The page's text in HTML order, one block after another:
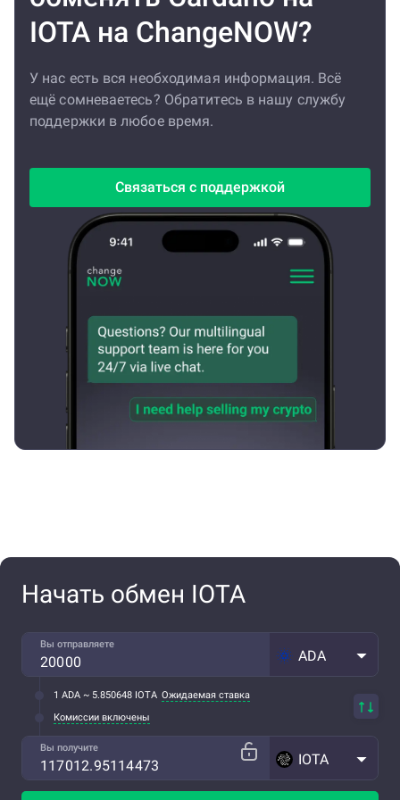
IOTA на ChangeNOW?
У нас есть вся необходимая информация. Всё
ещё сомневаетесь? Обратитесь в нашу службу
поддержки в любое время.
Связаться с поддержкой
Начать обмен IOTA
Вы отправляете
ADA
1 ADA ~ 5.850648 IOTA Ожидаемая ставка
Комиссии включены
Вы получите
IOTA